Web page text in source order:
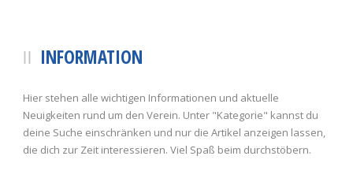
INFORMATION
Hier stehen alle wichtigen Informationen und aktuelle
Neuigkeiten rund um den Verein. Unter "Kategorie" kannst du
deine Suche einschränken und nur die Artikel anzeigen lassen,
die dich zur Zeit interessieren. Viel Spaß beim durchstöbern.